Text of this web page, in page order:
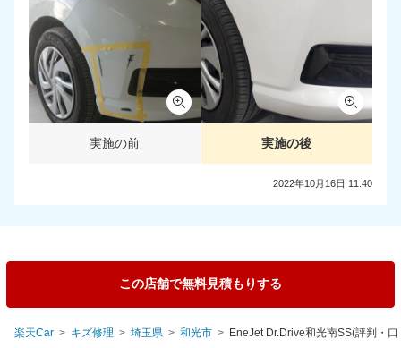
実施の前 実施の後
2022年10月16日 11:40
この店舗で無料見積もりする
楽天Car キズ修理 埼玉県 和光市
EneJet Dr.Drive和光南SS(評判・口